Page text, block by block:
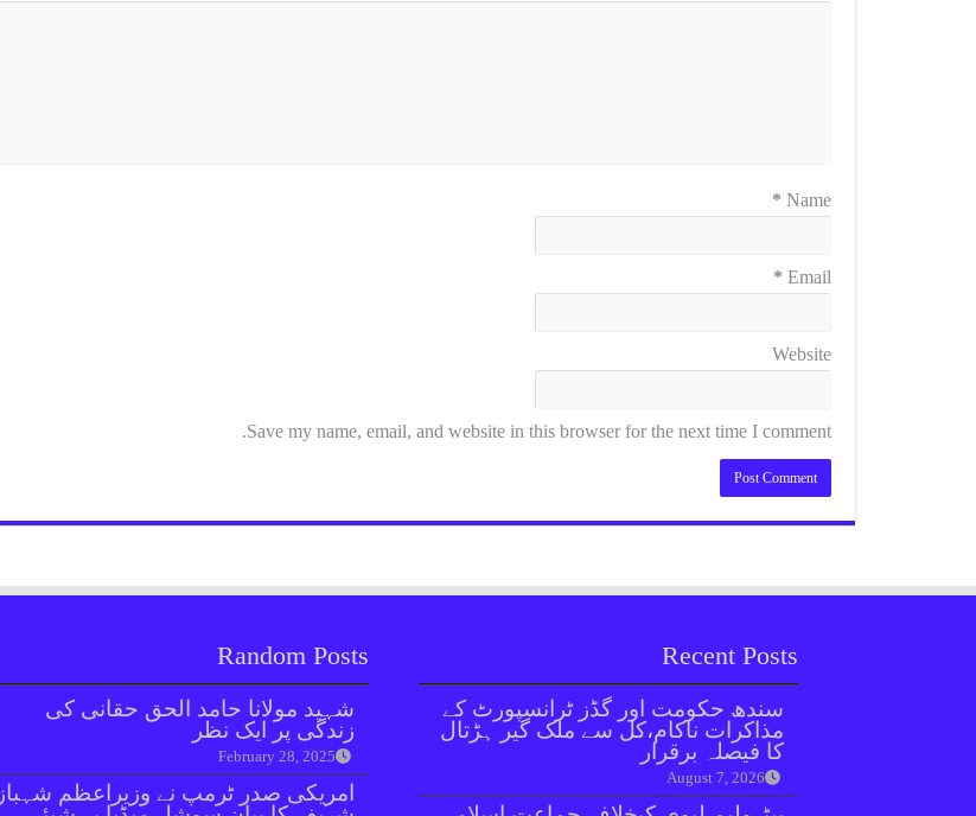
Name
*
Email
*
Website
Save my name, email, and website in this browser for the next time I comment.
Random Posts
شہید مولانا حامد الحق حقانی کی
زندگی پر ایک نظر
February 28, 2025
امریکی صدر ٹرمپ نے وزیراعظم شہباز
Recent Posts
سندھ حکومت اور گڈز ٹرانسپورٹ کے
مذاکرات ناکام،کل سے ملک گیر ہڑتال
کا فیصلہ برقرار
August 7, 2026